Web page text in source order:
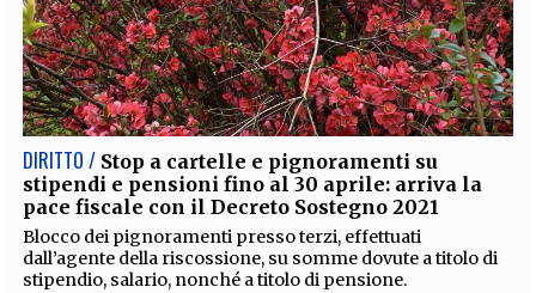
DIRITTO / Stop a cartelle e pignoramenti su
stipendi e pensioni fino al 30 aprile: arriva la
pace fiscale con il Decreto Sostegno 2021
Blocco dei pignoramenti presso terzi, effettuati
dall’agente della riscossione, su somme dovute a titolo di
stipendio, salario, nonché a titolo di pensione.